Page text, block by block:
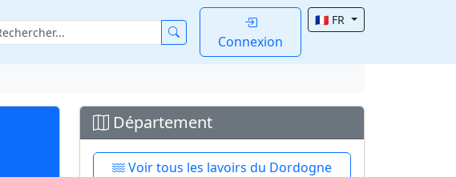
Connexion
🇫🇷 FR
Département
Voir tous les lavoirs du Dordogne